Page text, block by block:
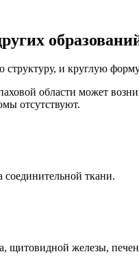
и круглую
области может
отсутствуют.
соединительной ткани.
щитовидной железы,